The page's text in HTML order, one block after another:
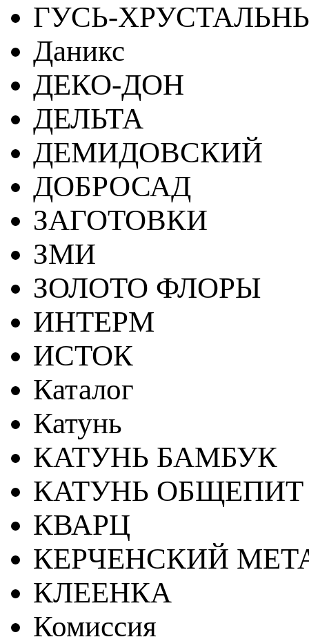
ГУСЬ-
Даникс
ДЕКО-ДОН
ДЕЛЬТА
ДЕМИДОВСКИЙ
ДОБРОСАД
ЗАГОТОВКИ
ЗМИ
ЗОЛОТО ФЛОРЫ
ИНТЕРМ
ИСТОК
Каталог
Катунь
КАТУНЬ БАМБУК
КАТУНЬ ОБЩЕПИТ
КВАРЦ
КЕРЧЕНСКИЙ
КЛЕЕНКА
Комиссия